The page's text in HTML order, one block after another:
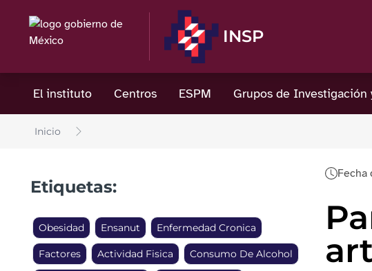
INSP
El instituto Centros ESPM Grupos de Investigación
Inicio
Etiquetas:
Obesidad Ensanut Enfermedad Cronica
Factores Actividad Fisica Consumo De Alcohol
Fecha